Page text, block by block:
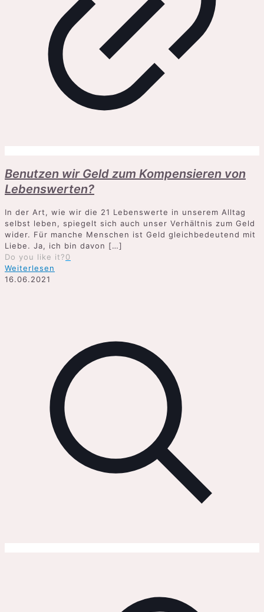
Benutzen wir Geld zum Kompensieren von
Lebenswerten?
In der Art, wie wir die 21 Lebenswerte in unserem Alltag
selbst leben, spiegelt sich auch unser Verhältnis zum Geld
wider. Für manche Menschen ist Geld gleichbedeutend mit
Liebe. Ja, ich bin davon […]
Do you like it?0
Weiterlesen
16.06.2021